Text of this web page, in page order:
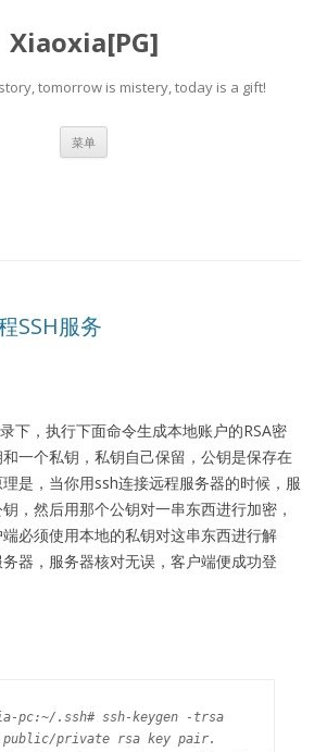
Xiaoxia[PG]
tomorrow is mistery, today is a gift!
菜单
SSH服务
下，执行下面命令生成本地账户的RSA密
一个私钥，私钥自己保留，公钥是保存在
是，当你用ssh连接远程服务器的时候，服
，然后用那个公钥对一串东西进行加密，
必须使用本地的私钥对这串东西进行解
器，服务器核对无误，客户端便成功登
pc:~/.ssh# ssh-keygen -trsa
public/private rsa key pair.